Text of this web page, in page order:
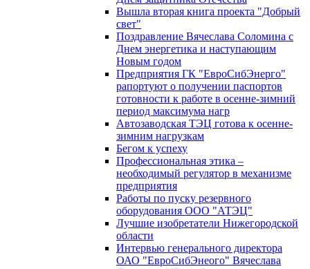
Вышла вторая книга проекта "Добрый
свет"
Поздравление Вячеслава Соломина с
Днем энергетика и наступающим
Новым годом
Предприятия ГК "ЕвроСибЭнерго"
рапортуют о получении паспортов
готовности к работе в осенне-зимний
период максимума нагр
Автозаводская ТЭЦ готова к осенне-
зимним нагрузкам
Бегом к успеху
Профессиональная этика –
необходимый регулятор в механизме
предприятия
Работы по пуску резервного
оборудования ООО "АТЭЦ"
Лучшие изобретатели Нижегородской
области
Интервью генерального директора
ОАО "ЕвроСибЭнеого" Вячеслава